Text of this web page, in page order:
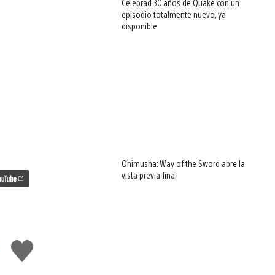
Me
gusta
Celebrad 30 años de Quake con un
episodio totalmente nuevo, ya
disponible
Onimusha: Way of the Sword abre la
vista previa final